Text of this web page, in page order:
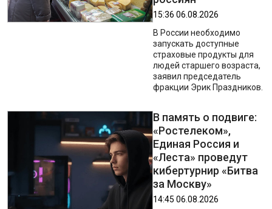
15:36 06.08.2026
В России необходимо
запускать доступные
страховые продукты для
людей старшего возраста,
заявил председатель
фракции Эрик Праздников.
В память о подвиге:
«Ростелеком»,
Единая Россия и
«Леста» проведут
кибертурнир «Битва
за Москву»
14:45 06.08.2026